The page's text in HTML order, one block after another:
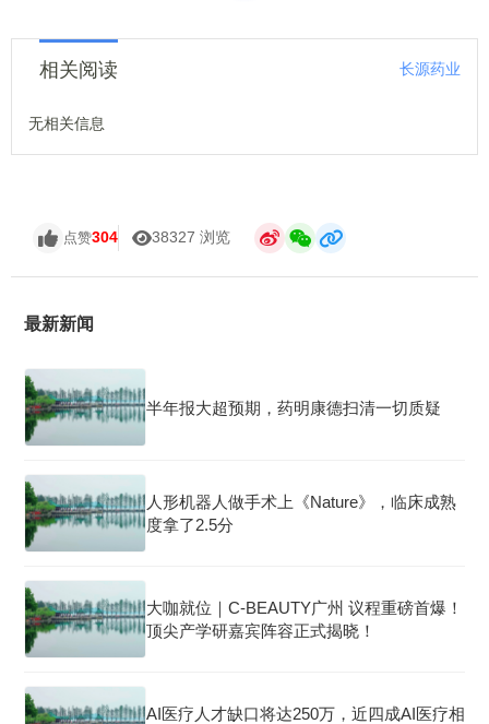
相关阅读 长源药业
无相关信息
点赞304 38327 浏览
最新新闻
半年报大超预期，药明康德扫清一切质疑
人形机器人做手术上《Nature》，临床成熟
度拿了2.5分
大咖就位｜C-BEAUTY广州 议程重磅首爆！
顶尖产学研嘉宾阵容正式揭晓！
AI医疗人才缺口将达250万，近四成AI医疗相